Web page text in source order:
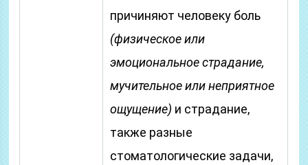
причиняют человеку боль
(физическое или
эмоциональное страдание,
мучительное или неприятное
ощущение) и страдание,
также разные
стоматологические задачи,